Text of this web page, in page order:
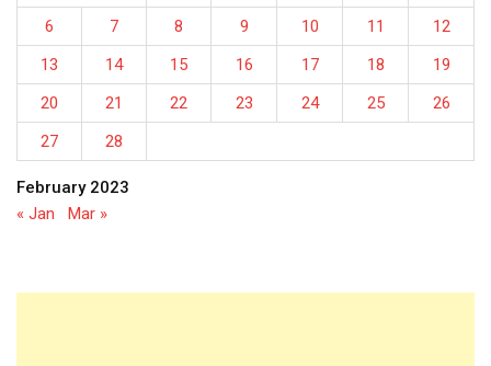
February 2023
6
7 8 9 10 11
12
13
14 15 16 17 18
19
20
21 22 23 24 25
26
27
28
« Jan Mar »